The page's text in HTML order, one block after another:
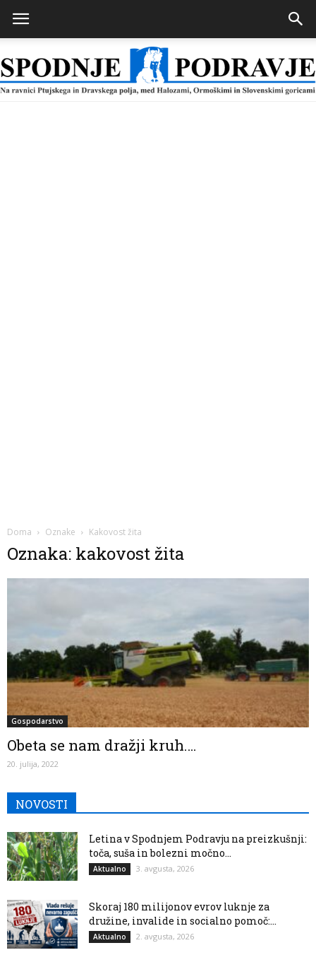
Doma Oznake Kakovost žita
Oznaka: kakovost žita
Gospodarstvo
Obeta se nam dražji kruh….
20. julija, 2022
NOVOSTI
Letina v Spodnjem Podravju na preizkušnji:
toča, suša in bolezni močno...
Aktualno 3. avgusta, 2026
Skoraj 180 milijonov evrov luknje za
družine, invalide in socialno pomoč:...
Aktualno 2. avgusta, 2026